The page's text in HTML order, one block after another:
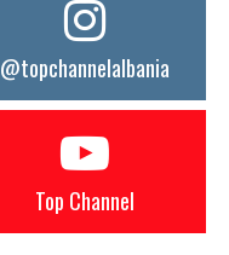
@topchannelalbania
Top Channel